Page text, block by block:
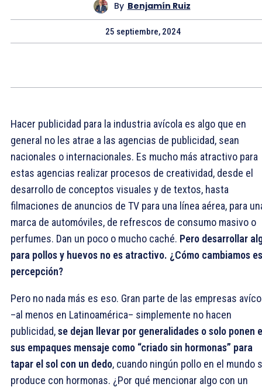
By Benjamín Ruiz
25 septiembre, 2024
Hacer publicidad para la industria avícola es algo que en
general no les atrae a las agencias de publicidad, sean
nacionales o internacionales. Es mucho más atractivo para
estas agencias realizar procesos de creatividad, desde el
desarrollo de conceptos visuales y de textos, hasta
filmaciones de anuncios de TV para una línea aérea, para
marca de automóviles, de refrescos de consumo masivo o
perfumes. Dan un poco o mucho caché. Pero desarrollar
para pollos y huevos no es atractivo. ¿Cómo cambiamos
percepción?
Pero no nada más es eso. Gran parte de las empresas
–al menos en Latinoamérica– simplemente no hacen
publicidad,se dejan llevar por generalidades o solo ponen
sus empaques mensaje como “criado sin hormonas” para
tapar el sol con un dedo, cuando ningún pollo en el mundo
produce con hormonas. ¿Por qué mencionar algo con un